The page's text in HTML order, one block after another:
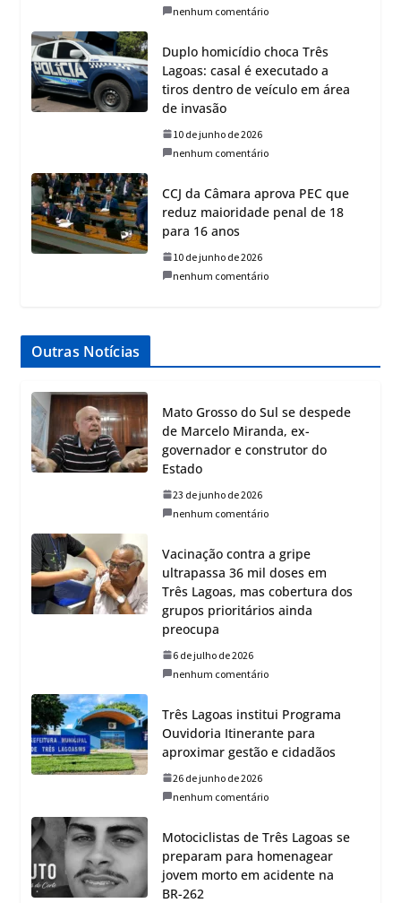
nenhum comentário
Duplo homicídio choca Três
Lagoas: casal é executado a
tiros dentro de veículo em área
de invasão
10 de junho de 2026
nenhum comentário
CCJ da Câmara aprova PEC que
reduz maioridade penal de 18
para 16 anos
10 de junho de 2026
nenhum comentário
Outras Notícias
Mato Grosso do Sul se despede
de Marcelo Miranda, ex-
governador e construtor do
Estado
23 de junho de 2026
nenhum comentário
Vacinação contra a gripe
ultrapassa 36 mil doses em
Três Lagoas, mas cobertura dos
grupos prioritários ainda
preocupa
6 de julho de 2026
nenhum comentário
Três Lagoas institui Programa
Ouvidoria Itinerante para
aproximar gestão e cidadãos
26 de junho de 2026
nenhum comentário
Motociclistas de Três Lagoas se
preparam para homenagear
jovem morto em acidente na
BR-262